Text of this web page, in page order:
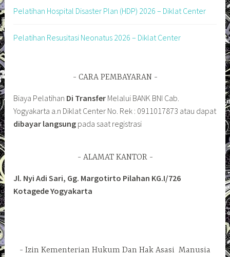
Pelatihan Hospital Disaster Plan (HDP) 2026 – Diklat Center
Pelatihan Resusitasi Neonatus 2026 – Diklat Center
CARA PEMBAYARAN
Biaya Pelatihan Di Transfer Melalui BANK BNI Cab.
Yogyakarta a.n Diklat Center No. Rek : 0911017873 atau dapat
dibayar langsung pada saat registrasi
ALAMAT KANTOR
Jl. Nyi Adi Sari, Gg. Margotirto Pilahan KG.I/726
Kotagede Yogyakarta
Izin Kementerian Hukum Dan Hak Asasi Manusia